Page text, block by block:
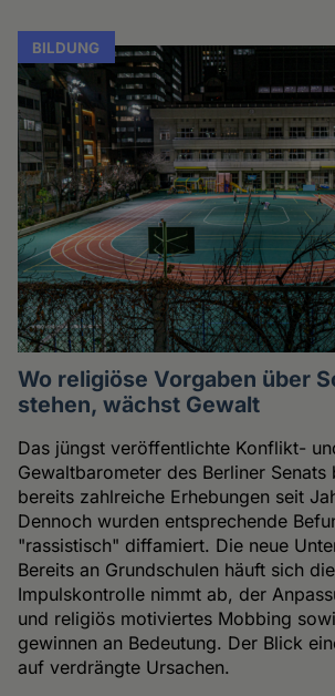
BILDUNG
Wo religiöse Vorgaben über
stehen, wächst Gewalt
Das jüngst veröffentlichte Konflikt-
Gewaltbarometer des Berliner
bereits zahlreiche Erhebungen seit
Dennoch wurden entsprechende
"rassistisch" diffamiert. Die neue
Bereits an Grundschulen häuft sich
Impulskontrolle nimmt ab, der
und religiös motiviertes Mobbing
gewinnen an Bedeutung. Der Blick
auf verdrängte Ursachen.